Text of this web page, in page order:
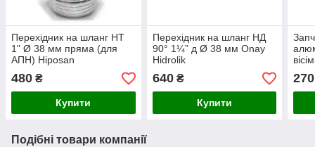
Перехідник на шланг НТ
1" Ø 38 мм пряма (для
АПН) Hiposan
480 ₴
Купити
Перехідник на шланг НД
90° 1¼” д Ø 38 мм Onay
Hidrolik
640₴
Купити
270
Подібні товари компанії